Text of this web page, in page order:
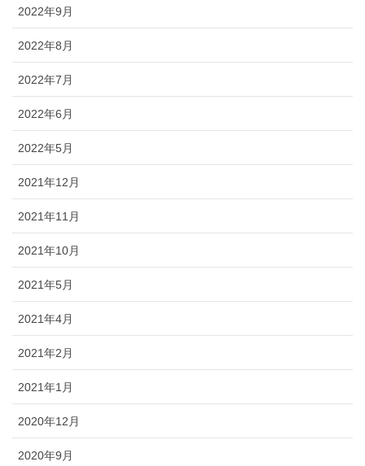
2022年9月
2022年8月
2022年7月
2022年6月
2022年5月
2021年12月
2021年11月
2021年10月
2021年5月
2021年4月
2021年2月
2021年1月
2020年12月
2020年9月